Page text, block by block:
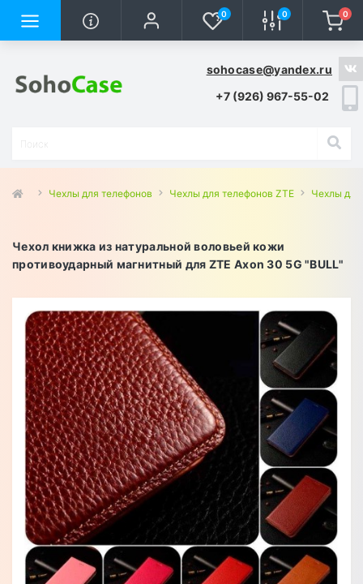
0 0 0
sohocase@yandex.ru
+7 (926) 967-55-02
Чехлы для телефонов Чехлы для телефонов ZTE Чехлы для
Чехол книжка из натуральной воловьей кожи
противоударный магнитный для ZTE Axon 30 5G "BULL"